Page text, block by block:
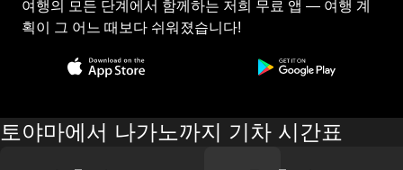
여행의 모든 단계에서 함께하는 저희 무료 앱 — 여행 계
획이 그 어느 때보다 쉬워졌습니다!
토야마에서 나가노까지 기차 시간표